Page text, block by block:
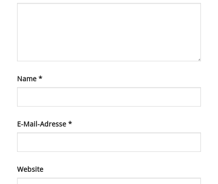
Name *
E-Mail-Adresse *
Website